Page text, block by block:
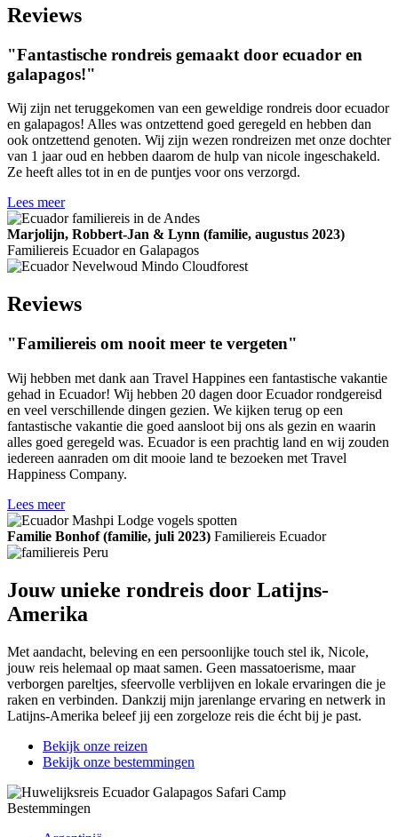
Reviews
"Fantastische rondreis gemaakt door ecuador en
galapagos!"
Wij zijn net teruggekomen van een geweldige rondreis door ecuador
en galapagos! Alles was ontzettend goed geregeld en hebben dan
ook ontzettend genoten. Wij zijn wezen rondreizen met onze dochter
van 1 jaar oud en hebben daarom de hulp van nicole ingeschakeld.
Ze heeft alles tot in en de puntjes voor ons verzorgd.
Lees meer
Marjolijn, Robbert-Jan & Lynn (familie, augustus 2023)
Familiereis Ecuador en Galapagos
Reviews
"Familiereis om nooit meer te vergeten"
Wij hebben met dank aan Travel Happines een fantastische vakantie
gehad in Ecuador! Wij hebben 20 dagen door Ecuador rondgereisd
en veel verschillende dingen gezien. We kijken terug op een
fantastische vakantie die goed aansloot bij ons als gezin en waarin
alles goed geregeld was. Ecuador is een prachtig land en wij zouden
iedereen aanraden om dit mooie land te bezoeken met Travel
Happiness Company.
Lees meer
Familie Bonhof (familie, juli 2023) Familiereis Ecuador
Jouw unieke rondreis door Latijns-
Amerika
Met aandacht, beleving en een persoonlijke touch stel ik, Nicole,
jouw reis helemaal op maat samen. Geen massatoerisme, maar
verborgen pareltjes, sfeervolle verblijven en lokale ervaringen die je
raken en verbinden. Dankzij mijn jarenlange ervaring en netwerk in
Latijns-Amerika beleef jij een zorgeloze reis die écht bij je past.
Bekijk onze reizen
Bekijk onze bestemmingen
Bestemmingen